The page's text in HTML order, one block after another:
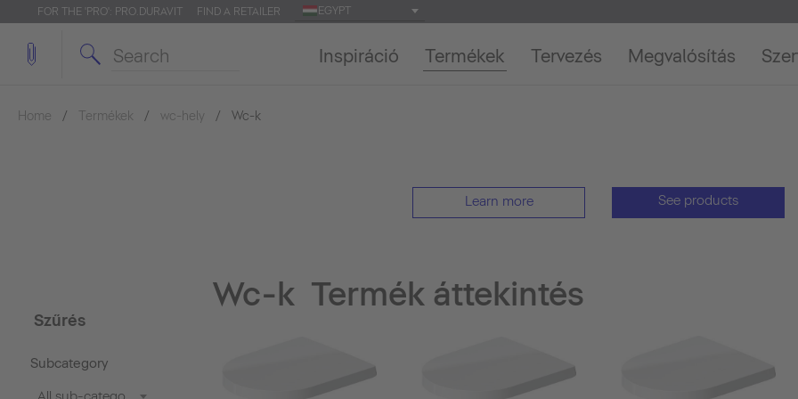
FOR THE 'PRO': PRO.DURAVIT FIND A RETAILER EGYPT
Inspiráció Termékek Tervezés Megvalósítás
Home Termékek wc-hely Wc-k
Learn more See products
Szűrés
Subcategory
Wc-k Termék áttekintés